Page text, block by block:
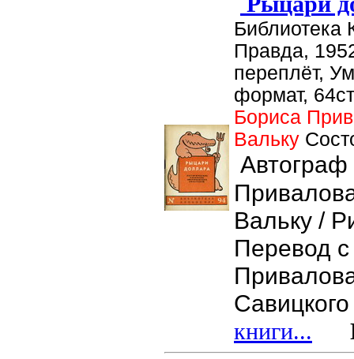
Библиотека
Правда,
переплёт,
формат,
Бориса
Вальку
Вальку /
Перевод
Савицкого
книги...